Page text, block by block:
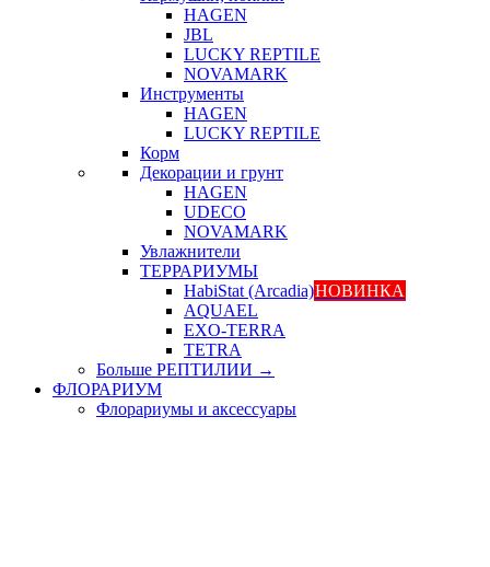
HAGEN
JBL
LUCKY REPTILE
NOVAMARK
Инструменты
HAGEN
LUCKY REPTILE
Корм
Декорации и грунт
HAGEN
UDECO
NOVAMARK
Увлажнители
ТЕРРАРИУМЫ
HabiStat (Arcadia)НОВИНКА
AQUAEL
EXO-TERRA
TETRA
Больше РЕПТИЛИИ →
ФЛОРАРИУМ
Флорариумы и аксессуары